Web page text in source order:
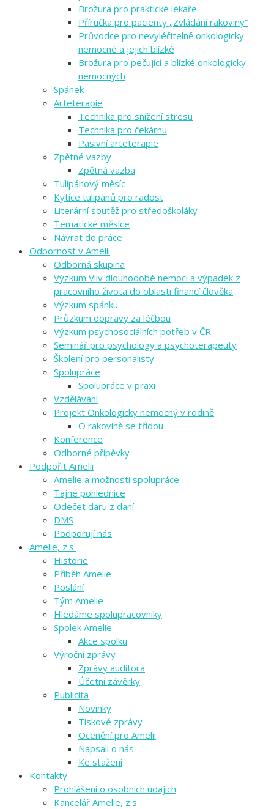
Brožura pro praktické lékaře
Příručka pro pacienty „Zvládání rakoviny“
Průvodce pro nevyléčitelně onkologicky
nemocné a jejich blízké
Brožura pro pečující a blízké onkologicky
nemocných
Spánek
Arteterapie
Technika pro snížení stresu
Technika pro čekárnu
Pasivní arteterapie
Zpětné vazby
Zpětná vazba
Tulipánový měsíc
Kytice tulipánů pro radost
Literární soutěž pro středoškoláky
Tematické měsíce
Návrat do práce
Odbornost v Amelii
Odborná skupina
Výzkum Vliv dlouhodobé nemoci a výpadek z
pracovního života do oblasti financí člověka
Výzkum spánku
Průzkum dopravy za léčbou
Výzkum psychosociálních potřeb v ČR
Seminář pro psychology a psychoterapeuty
Školení pro personalisty
Spolupráce
Spolupráce v praxi
Vzdělávání
Projekt Onkologicky nemocný v rodině
O rakovině se třídou
Konference
Odborné přípěvky
Podpořit Amelii
Amelie a možnosti spolupráce
Tajné pohlednice
Odečet daru z daní
DMS
Podporují nás
Amelie, z.s.
Historie
Příběh Amelie
Poslání
Tým Amelie
Hledáme spolupracovníky
Spolek Amelie
Akce spolku
Výroční zprávy
Zprávy auditora
Účetní závěrky
Publicita
Novinky
Tiskové zprávy
Ocenění pro Amelii
Napsali o nás
Ke stažení
Kontakty
Prohlášení o osobních údajích
Kancelář Amelie, z.s.